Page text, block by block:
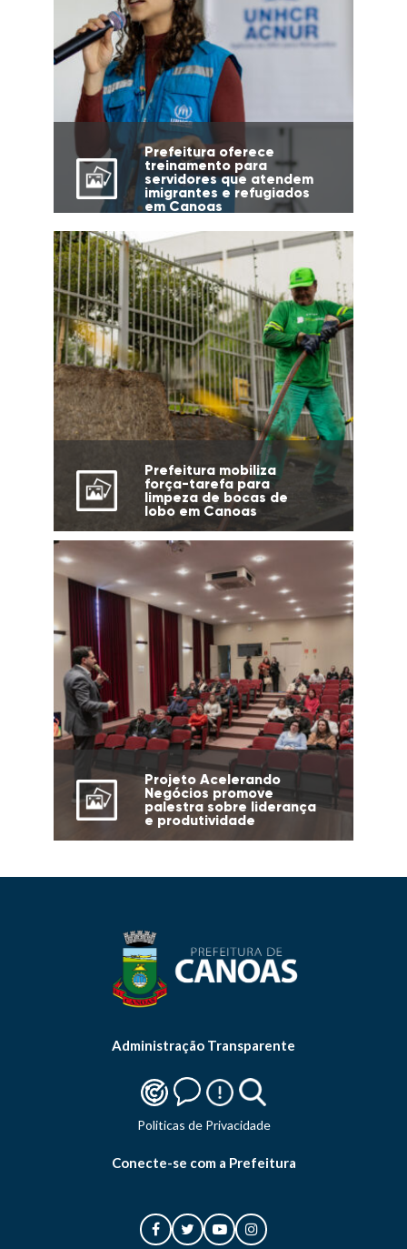
Prefeitura oferece
treinamento para
servidores que atendem
imigrantes e refugiados
em Canoas
Prefeitura mobiliza
força-tarefa para
limpeza de bocas de
lobo em Canoas
Projeto Acelerando
Negócios promove
palestra sobre liderança
e produtividade
Administração Transparente
Politicas de Privacidade
Conecte-se com a Prefeitura